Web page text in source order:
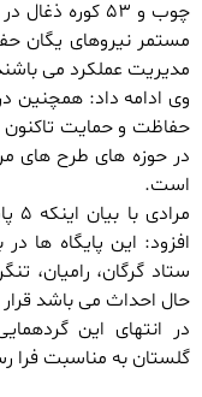
چوب و ۵۳
مستمر نیروهای یگان
مدیریت عملکرد می
وی ادامه داد: همچنین
در حوزه های طرح های
است.
افزود: این پایگاه ها
ستاد گرگان، رامیان،
حال احداث می باشد قرار
در انتهای این
گلستان به مناسبت فرا